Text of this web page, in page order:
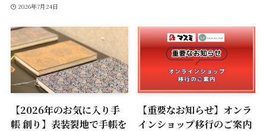
2026年7月24日
【2026年のお気に入り手
帳 創り】表装裂地で手帳を
【重要なお知らせ】オンラ
インショップ移行のご案内